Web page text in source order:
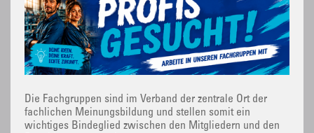
Die Fachgruppen sind im Verband der zentrale Ort der
fachlichen Meinungsbildung und stellen somit ein
wichtiges Bindeglied zwischen den Mitgliedern und den